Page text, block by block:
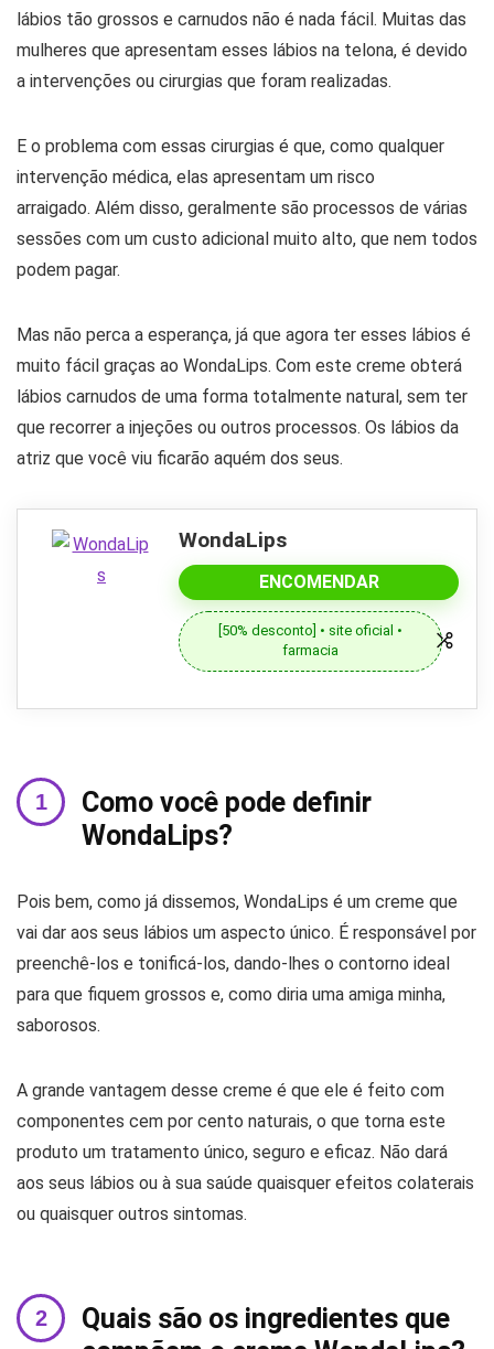
lábios tão grossos e carnudos não é nada fácil. Muitas das
mulheres que apresentam esses lábios na telona, ​​é devido
a intervenções ou cirurgias que foram realizadas.
E o problema com essas cirurgias é que, como qualquer
intervenção médica, elas apresentam um risco
arraigado. Além disso, geralmente são processos de várias
sessões com um custo adicional muito alto, que nem todos
podem pagar.
Mas não perca a esperança, já que agora ter esses lábios é
muito fácil graças ao WondaLips. Com este creme obterá
lábios carnudos de uma forma totalmente natural, sem ter
que recorrer a injeções ou outros processos. Os lábios da
atriz que você viu ficarão aquém dos seus.
WondaLips
ENCOMENDAR
[50% desconto] • site oficial •
farmacia
Como você pode definir
WondaLips?
Pois bem, como já dissemos, WondaLips é um creme que
vai dar aos seus lábios um aspecto único. É responsável por
preenchê-los e tonificá-los, dando-lhes o contorno ideal
para que fiquem grossos e, como diria uma amiga minha,
saborosos.
A grande vantagem desse creme é que ele é feito com
componentes cem por cento naturais, o que torna este
produto um tratamento único, seguro e eficaz. Não dará
aos seus lábios ou à sua saúde quaisquer efeitos colaterais
ou quaisquer outros sintomas.
Quais são os ingredientes que